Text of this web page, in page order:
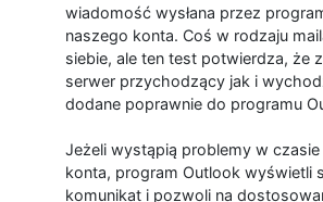
wiadomość wysłana przez
naszego konta. Coś w rodzaju
siebie, ale ten test potwierdza, że
serwer przychodzący jak i
dodane poprawnie do programu
Jeżeli wystąpią problemy w
konta, program Outlook wyświetli
komunikat i pozwoli na